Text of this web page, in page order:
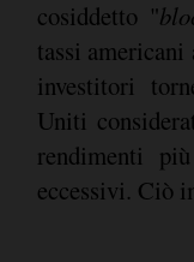
cosiddetto "
tassi
investitori
Uniti
rendimenti
eccessivi. Ciò